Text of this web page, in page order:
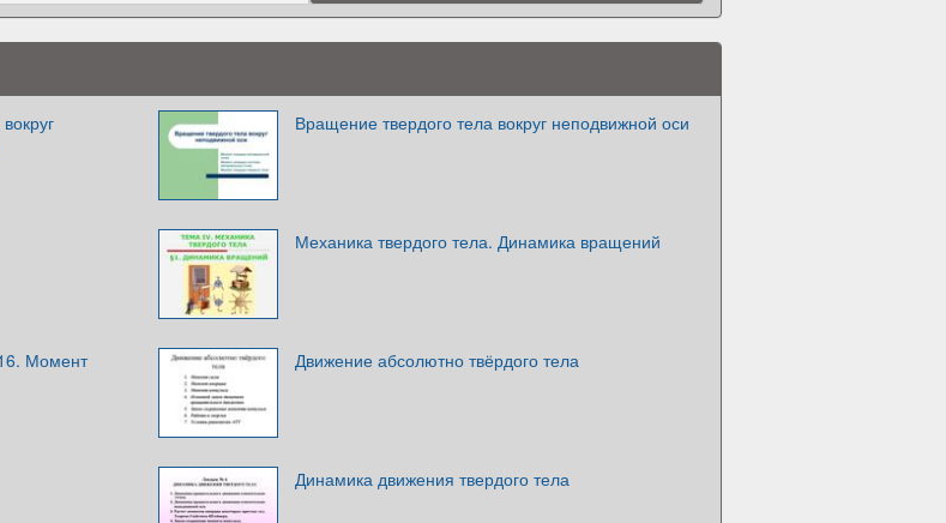
Вращение твердого тела вокруг неподвижной оси
Механика твердого тела. Динамика вращений
Момент
Движение абсолютно твёрдого тела
Динамика движения твердого тела